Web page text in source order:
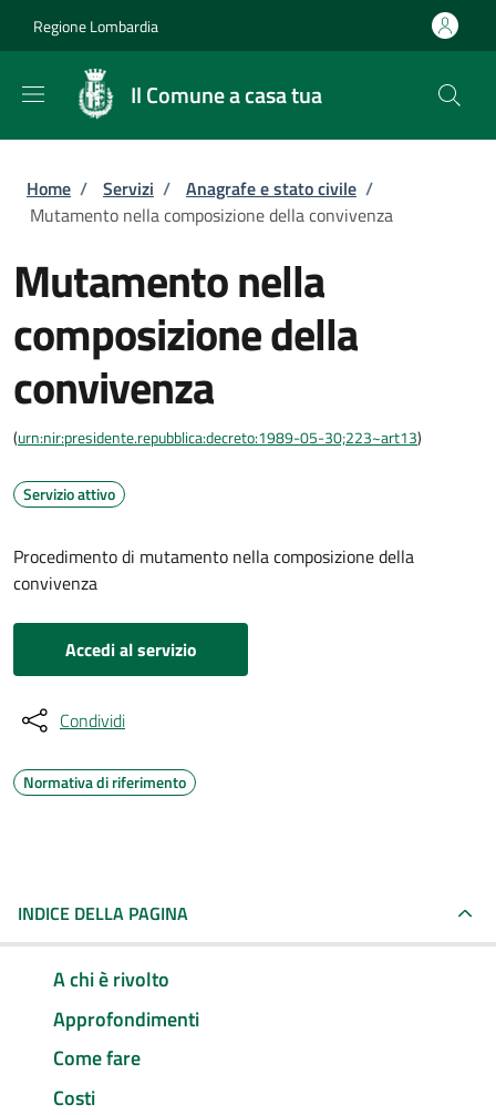
Regione Lombardia
Il Comune a casa tua
Briciole di pane
Home / Servizi / Anagrafe e stato civile /
Mutamento nella composizione della convivenza
Mutamento nella
composizione della
convivenza
(urn:nir:presidente.repubblica:decreto:1989-05-30;223~art13)
Servizio attivo
Procedimento di mutamento nella composizione della
convivenza
Accedi al servizio
Condividi
Normativa di riferimento
INDICE DELLA PAGINA
A chi è rivolto
Approfondimenti
Come fare
Costi